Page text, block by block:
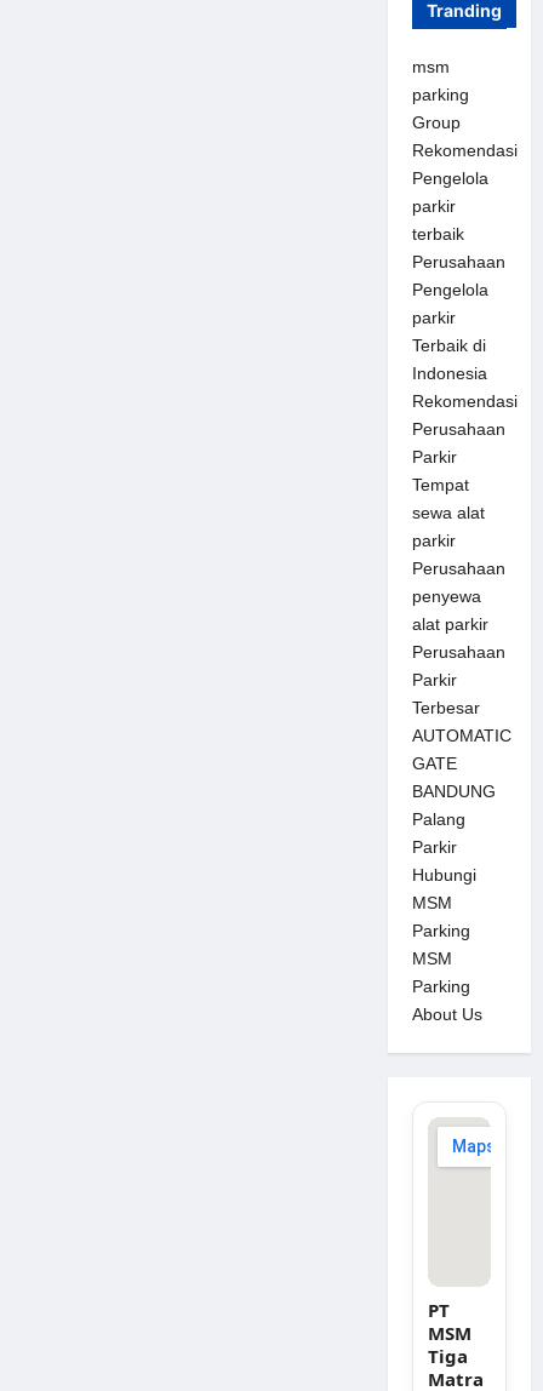
Tranding
msm
parking
Group
Rekomendasi
Pengelola
parkir
terbaik
Perusahaan
Pengelola
parkir
Terbaik di
Indonesia
Rekomendasi
Perusahaan
Parkir
Tempat
sewa alat
parkir
Perusahaan
penyewa
alat parkir
Perusahaan
Parkir
Terbesar
AUTOMATIC
GATE
BANDUNG
Palang
Parkir
Hubungi
MSM
Parking
MSM
Parking
About Us
PT
MSM
Tiga
Matra